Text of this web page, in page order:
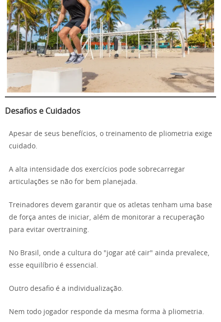
Desafios e Cuidados
Apesar de seus benefícios, o treinamento de pliometria exige
cuidado.
A alta intensidade dos exercícios pode sobrecarregar
articulações se não for bem planejada.
Treinadores devem garantir que os atletas tenham uma base
de força antes de iniciar, além de monitorar a recuperação
para evitar overtraining.
No Brasil, onde a cultura do "jogar até cair" ainda prevalece,
esse equilíbrio é essencial.
Outro desafio é a individualização.
Nem todo jogador responde da mesma forma à pliometria.